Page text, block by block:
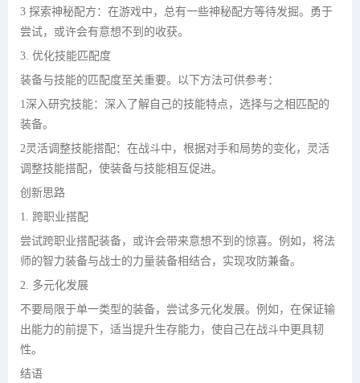
3 探索神秘配方：在游戏中，总有一些神秘配方等待发掘。勇于
尝试，或许会有意想不到的收获。
3. 优化技能匹配度
装备与技能的匹配度至关重要。以下方法可供参考：
1深入研究技能：深入了解自己的技能特点，选择与之相匹配的
装备。
2灵活调整技能搭配：在战斗中，根据对手和局势的变化，灵活
调整技能搭配，使装备与技能相互促进。
创新思路
1. 跨职业搭配
尝试跨职业搭配装备，或许会带来意想不到的惊喜。例如，将法
师的智力装备与战士的力量装备相结合，实现攻防兼备。
2. 多元化发展
不要局限于单一类型的装备，尝试多元化发展。例如，在保证输
出能力的前提下，适当提升生存能力，使自己在战斗中更具韧
性。
结语